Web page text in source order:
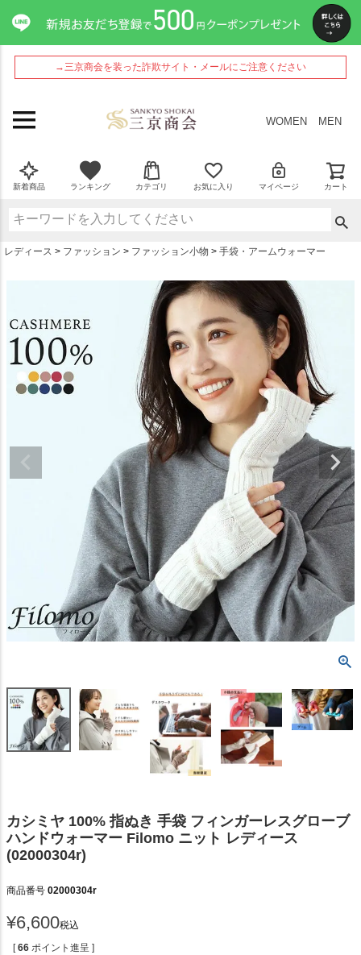
→三京商会を装った詐欺サイト・メールにご注意ください
WOMEN MEN
新着商品 ランキング カテゴリ お気に入り マイページ カート
レディース ファッション ファッション小物 手袋・アームウォーマー
カシミヤ 100% 指ぬき 手袋 フィンガーレスグローブ
ハンドウォーマー Filomo ニット レディース
(02000304r)
商品番号 02000304r
¥6,600税込
[ 66 ポイント進呈 ]
ペー
ジト
ップ
へ